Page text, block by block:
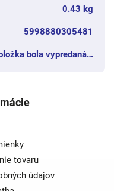
0.43 kg
5998880305481
bola vypredaná…
tovaru
údajov